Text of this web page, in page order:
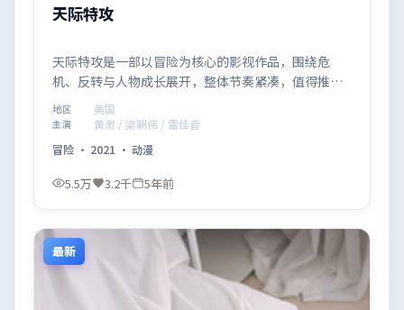
天际特攻
天际特攻是一部以冒险为核心的影视作品，围绕危
机、反转与人物成长展开，整体节奏紧凑，值得推荐
观看。
地区 美国
主演
黄渤 / 梁朝伟 / 雷佳音
冒险 · 2021 · 动漫
5.5万 3.2千 5年前
最新